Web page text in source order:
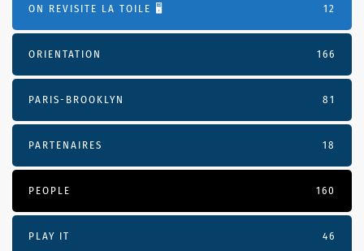
ON REVISITE LA TOILE 🖥️ 12
ORIENTATION 166
PARIS-BROOKLYN 81
PARTENAIRES 18
PEOPLE 160
PLAY IT 46